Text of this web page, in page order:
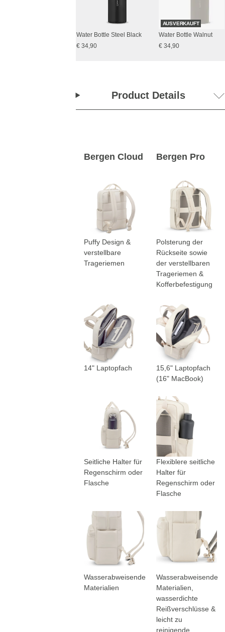
Water Bottle Steel Black
€ 34,90
AUSVERKAUFT
Water Bottle Walnut
€ 34,90
Product Details
Bergen Cloud Bergen Pro
Puffy Design &
verstellbare
Trageriemen
Polsterung der
Rückseite sowie
der verstellbaren
Trageriemen &
Kofferbefestigung
14" Laptopfach
15,6" Laptopfach
(16" MacBook)
Seitliche Halter für
Regenschirm oder
Flasche
Flexiblere seitliche
Halter für
Regenschirm oder
Flasche
Wasserabweisende
Materialien
Wasserabweisende
Materialien,
wasserdichte
Reißverschlüsse &
leicht zu
reinigende